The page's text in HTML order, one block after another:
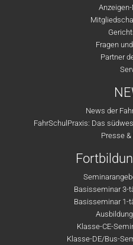
Fragen
Partner
News der
FahrSchulPraxis: Das
Presse
Basisseminar 3-
Basisseminar 1-
Klasse-CE-
Klasse-DE/Bus-